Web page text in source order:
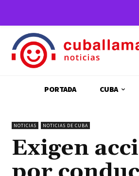
PORTADA CUBA
NOTICIAS NOTICIAS DE CUBA
Exigen